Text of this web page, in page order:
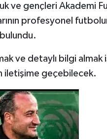
ve gençleri Akademi
profesyonel
ve detaylı bilgi almak
iletişime geçebilecek.